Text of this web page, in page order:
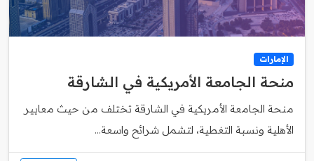
الإمارات
منحة الجامعة الأمريكية في الشارقة
منحة الجامعة الأمريكية في الشارقة تختلف من حيث معايير
الأهلية ونسبة التغطية، لتشمل شرائح واسعة...